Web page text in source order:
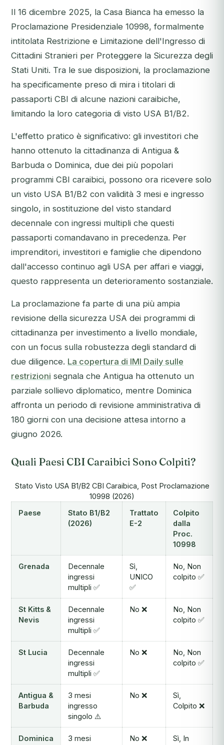
Il 16 dicembre 2025, la Casa Bianca ha emesso la
Proclamazione Presidenziale 10998, formalmente
intitolata Restrizione e Limitazione dell'Ingresso di
Cittadini Stranieri per Proteggere la Sicurezza degli
Stati Uniti. Tra le sue disposizioni, la proclamazione
ha specificamente preso di mira i titolari di
passaporti CBI di alcune nazioni caraibiche,
limitando la loro categoria di visto USA B1/B2.
L'effetto pratico è significativo: gli investitori che
hanno ottenuto la cittadinanza di Antigua &
Barbuda o Dominica, due dei più popolari
programmi CBI caraibici, possono ora ricevere solo
un visto USA B1/B2 con validità 3 mesi e ingresso
singolo, in sostituzione del visto standard
decennale con ingressi multipli che questi
passaporti comandavano in precedenza. Per
imprenditori, investitori e famiglie che dipendono
dall'accesso continuo agli USA per affari e viaggi,
questo rappresenta un deterioramento sostanziale.
La proclamazione fa parte di una più ampia
revisione della sicurezza USA dei programmi di
cittadinanza per investimento a livello mondiale,
con un focus sulla robustezza degli standard di
due diligence. La copertura di IMI Daily sulle
restrizioni segnala che Antigua ha ottenuto un
parziale sollievo diplomatico, mentre Dominica
affronta un periodo di revisione amministrativa di
180 giorni con una decisione attesa intorno a
giugno 2026.
Quali Paesi CBI Caraibici Sono Colpiti?
Stato Visto USA B1/B2 CBI Caraibica, Post Proclamazione
10998 (2026)
Paese
Stato B1/B2
(2026)
Trattato
E-2
Colpito
dalla
Proc.
10998
Grenada
Decennale
ingressi
multipli ✅
Sì,
UNICO
✅
No, Non
colpito ✅
St Kitts &
Nevis
Decennale
ingressi
multipli ✅
No ❌
No, Non
colpito ✅
St Lucia
Decennale
ingressi
multipli ✅
No ❌
No, Non
colpito ✅
Antigua &
Barbuda
3 mesi
ingresso
singolo ⚠️
No ❌
Sì,
Colpito ❌
Dominica
3 mesi
No ❌
Sì, In